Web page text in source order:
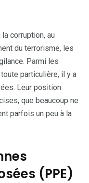
corruption, au
du terrorisme, les
Parmi les
particulière, il y a
Leur position
que beaucoup ne
parfois un peu à la
(PPE)